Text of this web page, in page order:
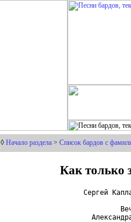
◊ Начало раздела > Список бардов с
Как только
Сергей